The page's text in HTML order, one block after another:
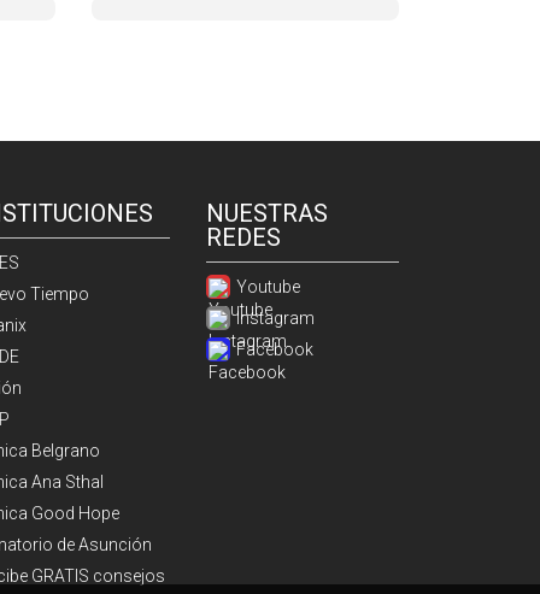
Tiempo
Belgrano
Ana Sthal
Good Hope
de Asunción
GRATIS consejos
NUESTRAS
REDES
Youtube
Instagram
Facebook